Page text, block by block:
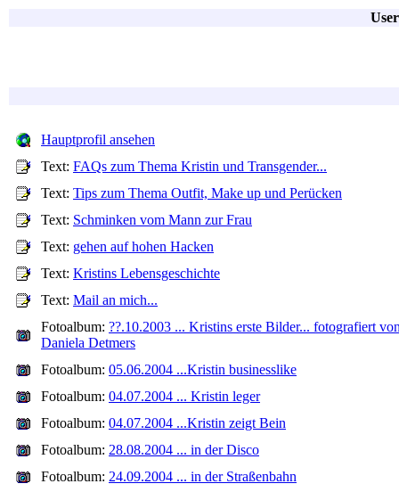
Hauptprofil ansehen
Text: FAQs zum Thema Kristin und Transgender...
Text: Tips zum Thema Outfit, Make up und Perücken
Text: Schminken vom Mann zur Frau
Text: gehen auf hohen Hacken
Text: Kristins Lebensgeschichte
Text: Mail an mich...
Fotoalbum: ??.10.2003 ... Kristins erste Bilder... fotografiert
Daniela Detmers
Fotoalbum: 05.06.2004 ...Kristin businesslike
Fotoalbum: 04.07.2004 ... Kristin leger
Fotoalbum: 04.07.2004 ...Kristin zeigt Bein
Fotoalbum: 28.08.2004 ... in der Disco
Fotoalbum: 24.09.2004 ... in der Straßenbahn